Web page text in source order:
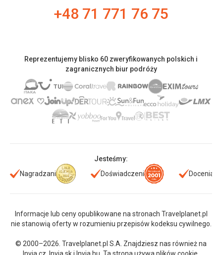
+48 71 771 76 75
Reprezentujemy blisko 60 zweryfikowanych polskich i
zagranicznych biur podróży
Jesteśmy:
Nagradzani
Doświadczeni Doceniani
Informacje lub ceny opublikowane na stronach Travelplanet.pl
nie stanowią oferty w rozumieniu przepisów kodeksu cywilnego.
© 2000–2026. Travelplanet.pl S.A. Znajdziesz nas również na